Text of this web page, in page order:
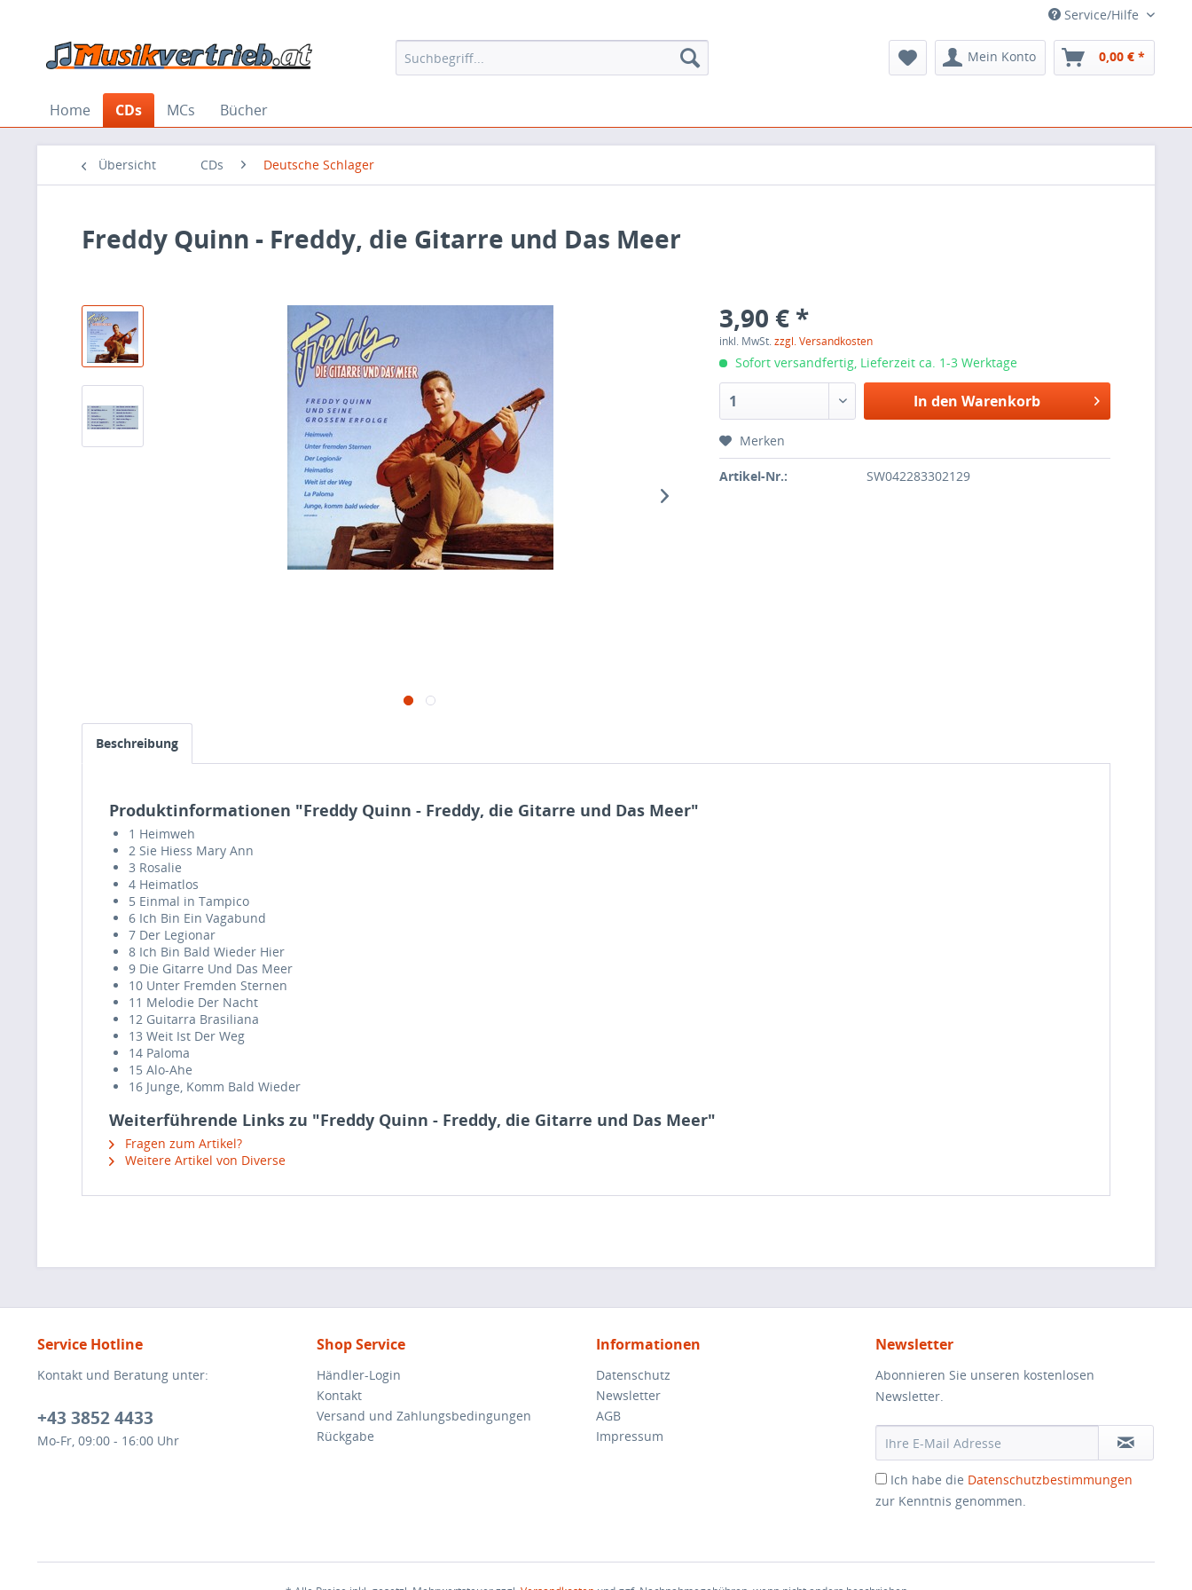
Service/Hilfe
Mein Konto 0,00 € *
Home CDs MCs Bücher
Übersicht CDs Deutsche Schlager
Freddy Quinn - Freddy, die Gitarre und Das Meer
3,90 € *
inkl. MwSt.zzgl. Versandkosten
Sofort versandfertig, Lieferzeit ca. 1-3 Werktage
In den Warenkorb
Merken
Artikel-Nr.: SW042283302129
Beschreibung
Produktinformationen "Freddy Quinn - Freddy, die Gitarre und Das Meer"
1 Heimweh
2 Sie Hiess Mary Ann
3 Rosalie
4 Heimatlos
5 Einmal in Tampico
6 Ich Bin Ein Vagabund
7 Der Legionar
8 Ich Bin Bald Wieder Hier
9 Die Gitarre Und Das Meer
10 Unter Fremden Sternen
11 Melodie Der Nacht
12 Guitarra Brasiliana
13 Weit Ist Der Weg
14 Paloma
15 Alo-Ahe
16 Junge, Komm Bald Wieder
Weiterführende Links zu "Freddy Quinn - Freddy, die Gitarre und Das Meer"
Fragen zum Artikel?
Weitere Artikel von Diverse
Service Hotline
Kontakt und Beratung unter:
+43 3852 4433
Mo-Fr, 09:00 - 16:00 Uhr
Shop Service
Händler-Login
Kontakt
Versand und Zahlungsbedingungen
Rückgabe
Informationen
Datenschutz
Newsletter
AGB
Impressum
Newsletter
Abonnieren Sie unseren kostenlosen
Newsletter.
Ich habe die Datenschutzbestimmungen
zur Kenntnis genommen.